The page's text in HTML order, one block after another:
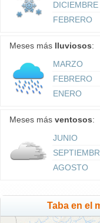
DICIEMBRE
FEBRERO
Meses más lluviosos:
MARZO
FEBRERO
ENERO
Meses más ventosos:
JUNIO
AGOSTO
Taba en el